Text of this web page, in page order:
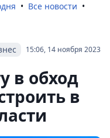
Все новости
15:06, 14 ноября 2023
в обход
в